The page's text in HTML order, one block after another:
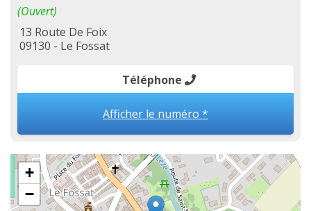
(Ouvert)
13 Route De Foix
09130 - Le Fossat
Téléphone
Afficher le numéro *
+
−